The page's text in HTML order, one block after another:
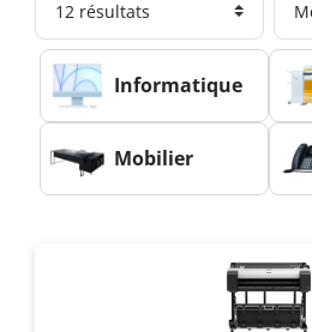
Informatique
Mobilier